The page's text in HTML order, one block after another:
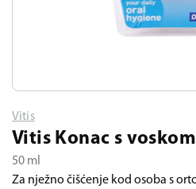
Vitis
Vitis Konac s voskom
50 ml
Za nježno čišćenje kod osoba s